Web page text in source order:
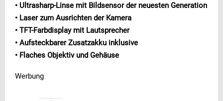
• Ultrasharp-Linse mit Bildsensor der neuesten Generation
• Laser zum Ausrichten der Kamera
• TFT-Farbdisplay mit Lautsprecher
• Aufsteckbarer Zusatzakku inklusive
• Flaches Objektiv und Gehäuse
Werbung